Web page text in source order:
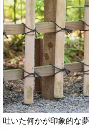
吐いた何かが印象的な